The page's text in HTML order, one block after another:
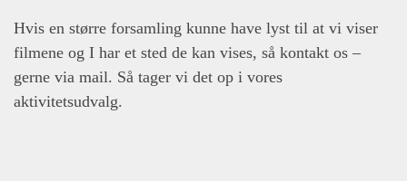
Hvis en større forsamling kunne have lyst til at vi viser
filmene og I har et sted de kan vises, så kontakt os –
gerne via mail. Så tager vi det op i vores
aktivitetsudvalg.